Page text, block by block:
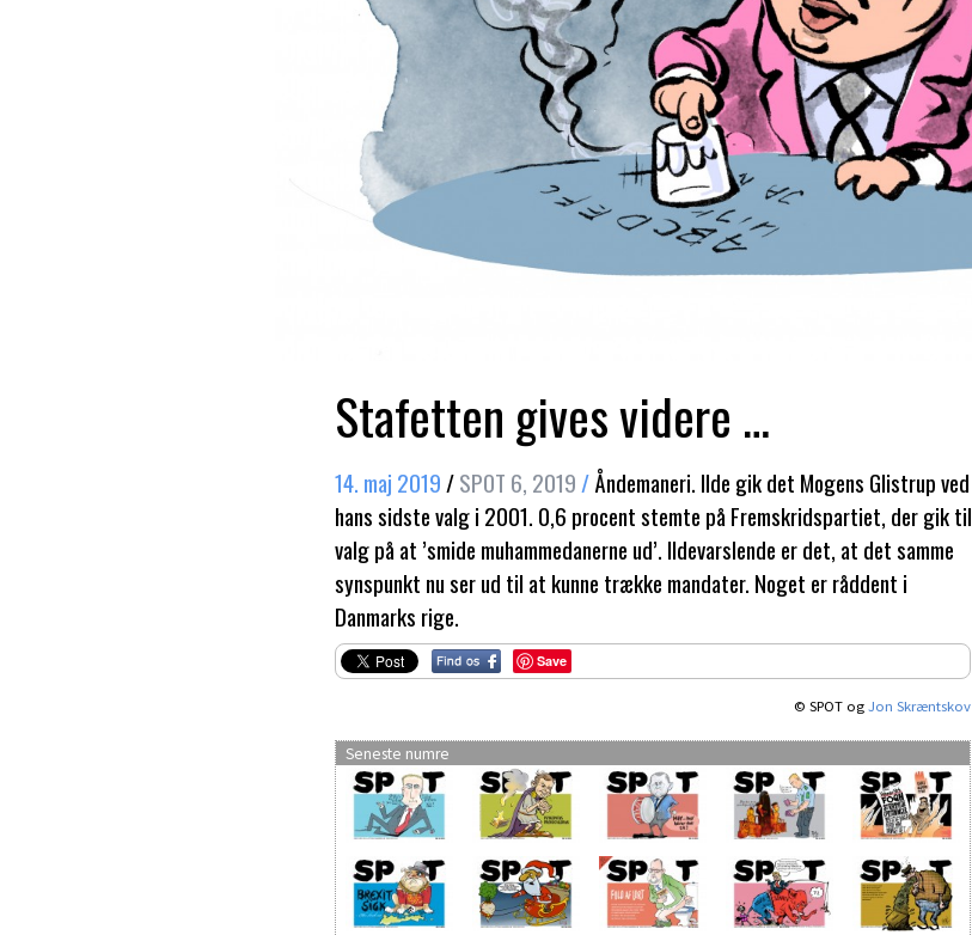
Stafetten gives videre …
14. maj 2019 /SPOT 6, 2019 /Åndemaneri. Ilde gik det Mogens Glistrup ved
hans sidste valg i 2001. 0,6 procent stemte på Fremskridspartiet, der gik til
valg på at ’smide muhammedanerne ud’. Ildevarslende er det, at det samme
synspunkt nu ser ud til at kunne trække mandater. Noget er råddent i
Danmarks rige.
Save
© SPOT ogJon Skræntskov
Seneste numre